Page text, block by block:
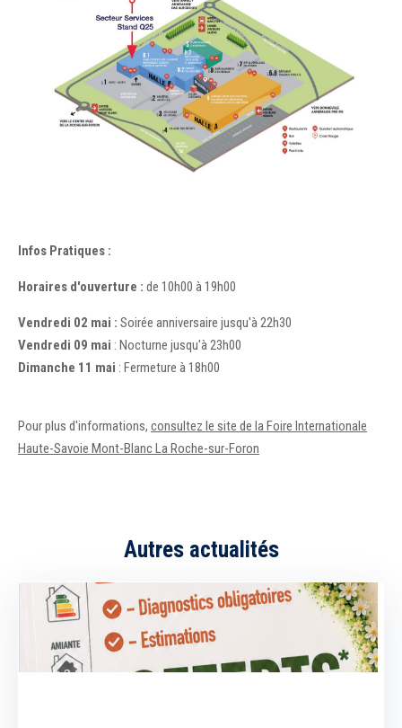
Infos Pratiques :
Horaires d'ouverture : de 10h00 à 19h00
Vendredi 02 mai : Soirée anniversaire jusqu'à 22h30
Vendredi 09 mai : Nocturne jusqu'à 23h00
Dimanche 11 mai : Fermeture à 18h00
Pour plus d'informations, consultez le site de la Foire Internationale
Haute-Savoie Mont-Blanc La Roche-sur-Foron
Autres actualités